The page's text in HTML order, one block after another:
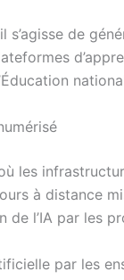
de
les
à distance
l’IA par les
par les